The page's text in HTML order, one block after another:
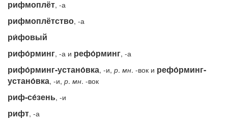
рифмоплёт, -а
рифмоплётство, -а
ри́фовый
рифо́рминг, -а и рефо́рминг, -а
рифо́рминг-устано́вка, -и, р. мн. -вок и рефо́рминг-
устано́вка, -и, р. мн. -вок
риф-се́зень, -и
рифт, -а